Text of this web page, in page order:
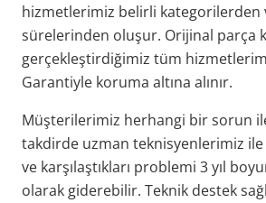
hizmetlerimiz belirli kategorilerden
sürelerinden oluşur. Orijinal parça
gerçekleştirdiğimiz tüm
Garantiyle koruma altına alınır.
Müşterilerimiz herhangi bir sorun ile
takdirde uzman teknisyenlerimiz
ve karşılaştıkları problemi 3 yıl
olarak giderebilir. Teknik destek